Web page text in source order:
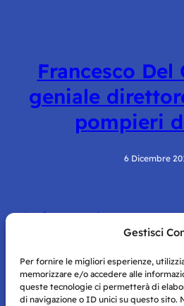
Gestisci
Per fornire le migliori esperienze,
memorizzare e/o accedere alle
queste tecnologie ci permetterà di
di navigazione o ID unici su questo sito.
Francesco
geniale
pompieri
6 Dicembre
Pagina precedente